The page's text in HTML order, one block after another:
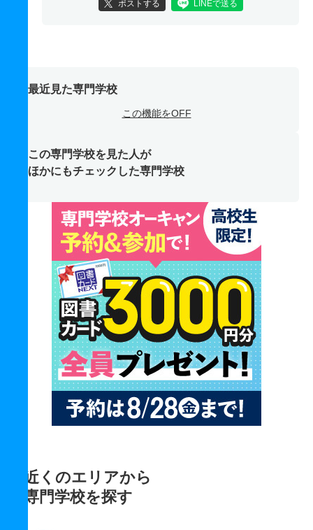
ポストする LINEで送る
最近見た専門学校
この機能をOFF
この専門学校を見た人が
ほかにもチェックした専門学校
近くのエリアから
専門学校を探す